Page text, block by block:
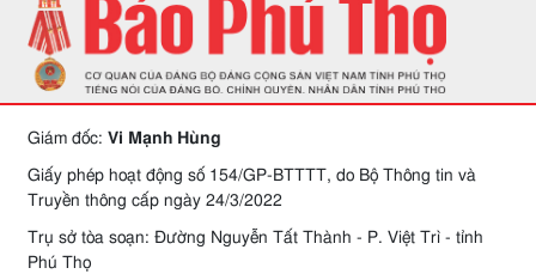
Giám đốc: Vi Mạnh Hùng
Giấy phép hoạt động số 154/GP-BTTTT, do Bộ Thông tin và
Truyền thông cấp ngày 24/3/2022
Trụ sở tòa soạn: Đường Nguyễn Tất Thành - P. Việt Trì - tỉnh
Phú Thọ